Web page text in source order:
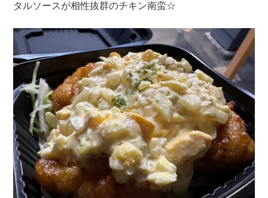
タルソースが相性抜群のチキン南蛮☆